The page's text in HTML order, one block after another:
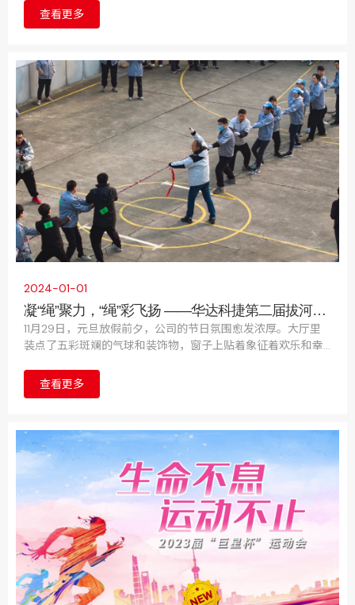
提起上诉。最高人民法院2023年11月7日作出终审判决，驳回该
公司的上诉请求；认定一审判决事实清楚，适用法律正确，应
查看更多
2024-01-01
凝“绳”聚力，“绳”彩飞扬 ——华达科捷第二届拔河比
赛圆满结束！
11月29日，元旦放假前夕，公司的节日氛围愈发浓厚。大厅里
装点了五彩斑斓的气球和装饰物，窗子上贴着象征着欢乐和幸
的氛围，丰富员工的业余生活，增强团队合作精神和凝聚力，
我司特别策划了一场别开生面的拔河比赛。
查看更多